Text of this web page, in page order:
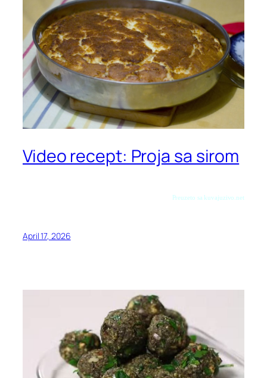
Video recept: Proja sa sirom
Preuzeto sa kuvajuzivo.net
April 17, 2026